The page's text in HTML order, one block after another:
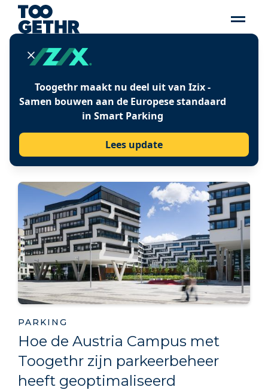
Toogethr maakt nu deel uit van Izix -
Samen bouwen aan de Europese standaard
in Smart Parking
Lees update
CASES
PARKING
Hoe de Austria Campus met
Toogethr zijn parkeerbeheer
heeft geoptimaliseerd